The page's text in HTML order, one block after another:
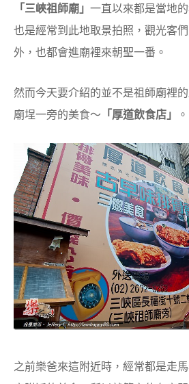
「三峽祖師廟」 一直以來都是當地
也是經常到此地取景拍照，觀光客
外，也都會進廟裡來朝聖一番。
然而今天要介紹的並不是祖師廟裡
廟埕一旁的美食～ 「厚道飲食店」 。
之前樂爸來這附近時，經常都是走